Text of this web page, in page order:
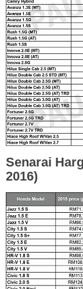
Senarai
2016)